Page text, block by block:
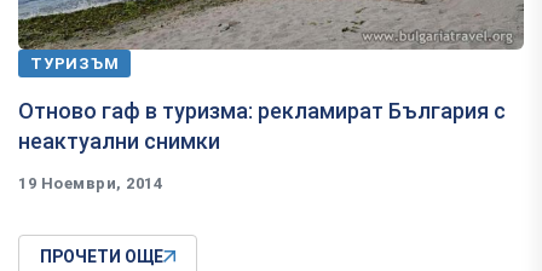
ТУРИЗЪМ
Отново гаф в туризма: рекламират България с
неактуални снимки
19 Ноември, 2014
ПРОЧЕТИ ОЩЕ